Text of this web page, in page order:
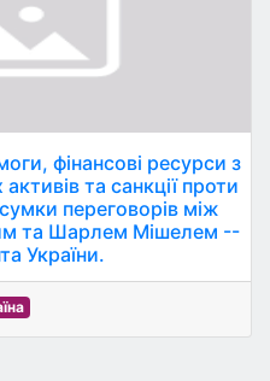
фінансові ресурси з
та санкції проти
переговорів між
та Шарлем Мішелем --
України.